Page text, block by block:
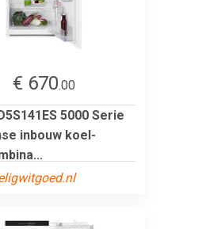
€ 670.00
5000 Serie
inbouw koel-